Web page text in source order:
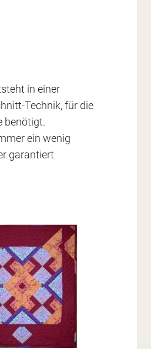
in einer
Technik, für die
benötigt.
ein wenig
garantiert